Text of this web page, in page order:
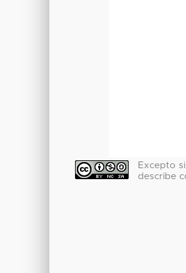
Excepto
describe